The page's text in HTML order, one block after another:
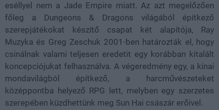
eséllyel nem a Jade Empire miatt. Az azt megelőzően
főleg a Dungeons & Dragons világából építkező
szerepjátékokat készítő csapat két alapítója, Ray
Muzyka és Greg Zeschuk 2001-ben határozták el, hogy
csinálnak valami teljesen eredetit egy korábban kitalált
koncepciójukat felhasználva. A végeredmény egy, a kínai
mondavilágból építkező, a harcművészeteket
középpontba helyező RPG lett, melyben egy szerzetes
szerepében küzdhettünk meg Sun Hai császár erőivel.